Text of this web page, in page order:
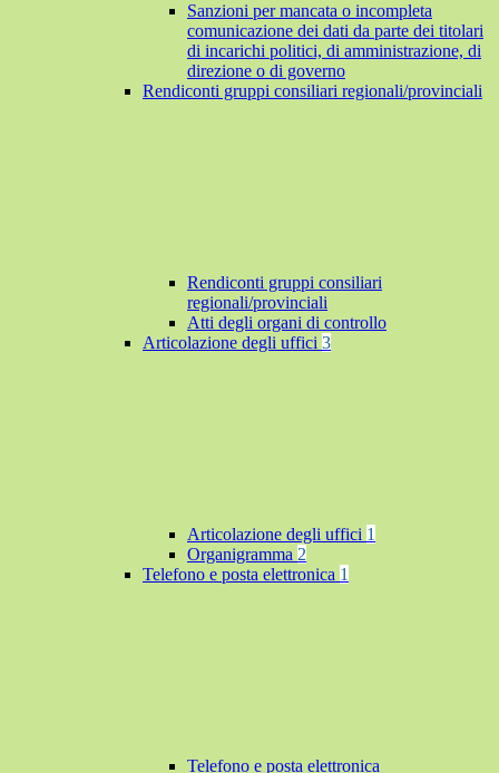
Sanzioni per mancata o incompleta
comunicazione dei dati da parte dei titolari
di incarichi politici, di amministrazione, di
direzione o di governo
Rendiconti gruppi consiliari regionali/provinciali
Rendiconti gruppi consiliari
regionali/provinciali
Atti degli organi di controllo
Articolazione degli uffici 3
Articolazione degli uffici 1
Organigramma 2
Telefono e posta elettronica 1
Telefono e posta elettronica